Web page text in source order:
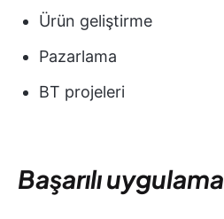
Ürün geliştirme
Pazarlama
BT projeleri
Başarılı